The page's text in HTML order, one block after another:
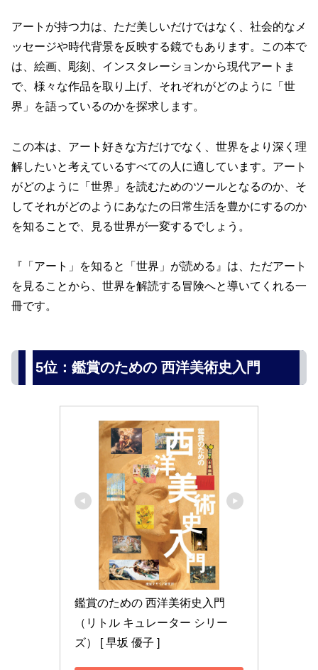
アートが持つ力は、ただ美しいだけではなく、社会的なメ
ッセージや時代背景を反映する鏡でもあります。この本で
は、絵画、彫刻、インスタレーションから現代アートま
で、様々な作品を取り上げ、それぞれがどのように「世
界」を語っているのかを探求します。
この本は、アート好きな方だけでなく、世界をより深く理
解したいと考えているすべての人に適しています。アート
がどのように「世界」を読むためのツールとなるのか、そ
してそれがどのようにあなたの日常生活を豊かにするのか
を知ることで、見る世界が一変するでしょう。
『「アート」を知ると「世界」が読める』は、ただアート
を見ることから、世界を解読する冒険へと導いてくれる一
冊です。
5位：鑑賞のための 西洋美術史入門
鑑賞のための 西洋美術史入門
（リトル キュレーター シリー
ズ） [ 早坂 優子 ]